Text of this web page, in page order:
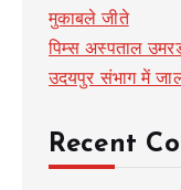
मुकाबले जीते
पिम्स अस्पताल
उदयपुर संभाग में
Recent